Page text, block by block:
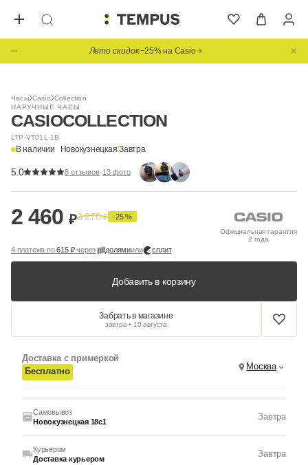
Лето скидок−25% на Casio
Часы Casio Collection
НАРУЧНЫЕ ЧАСЫ
CASIOCOLLECTION
LTP-VT01L-1B
В наличии Новокузнецкая/Завтра
5.0 8 отзывов·13 фото
1/ 8
2 460 ₽3 270₽ -25 %
Официальная гарантия
2 года
4 платежа по615 ₽через долямиили сплит
Добавить в корзину
Забрать в магазине
завтра • 10 августа
Доставка с примеркой
Бесплатно
Москва
Самовывоз
Новокузнецкая 18с1
Завтра
Курьером
Доставка курьером
Завтра